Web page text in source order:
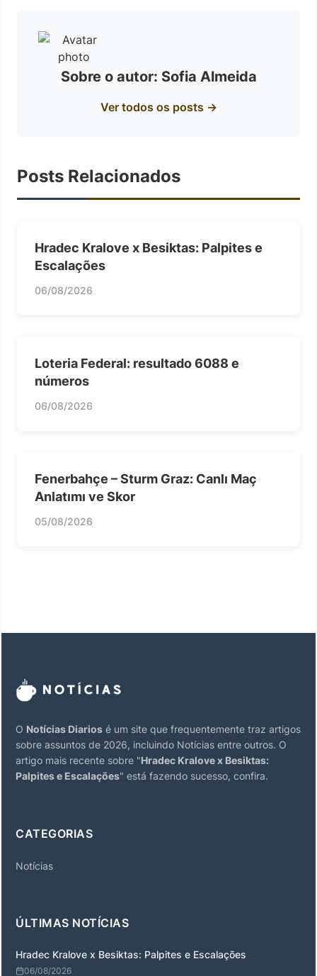
Sobre o autor: Sofia Almeida
Ver todos os posts →
Posts Relacionados
Hradec Kralove x Besiktas: Palpites e
Escalações
06/08/2026
Loteria Federal: resultado 6088 e
números
06/08/2026
Fenerbahçe – Sturm Graz: Canlı Maç
Anlatımı ve Skor
05/08/2026
O Notícias Diarios é um site que frequentemente traz artigos
sobre assuntos de 2026, incluindo Notícias entre outros. O
artigo mais recente sobre "Hradec Kralove x Besiktas:
Palpites e Escalações" está fazendo sucesso, confira.
CATEGORIAS
Notícias
ÚLTIMAS NOTÍCIAS
Hradec Kralove x Besiktas: Palpites e Escalações
06/08/2026